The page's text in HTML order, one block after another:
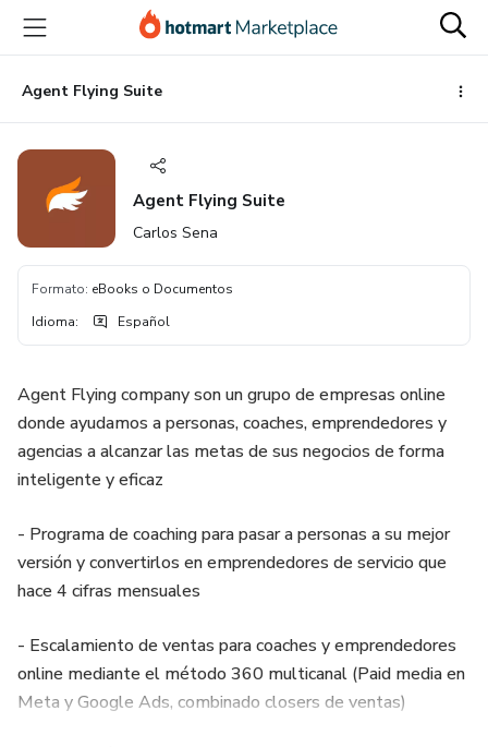
principal
página
de
página
Agent Flying Suite
Agent Flying Suite
Carlos Sena
Formato: eBooks o Documentos
Idioma: Español
Agent Flying company son un grupo de empresas online
donde ayudamos a personas, coaches, emprendedores y
agencias a alcanzar las metas de sus negocios de forma
inteligente y eficaz
- Programa de coaching para pasar a personas a su mejor
versión y convertirlos en emprendedores de servicio que
hace 4 cifras mensuales
- Escalamiento de ventas para coaches y emprendedores
online mediante el método 360 multicanal (Paid media en
Meta y Google Ads, combinado closers de ventas)